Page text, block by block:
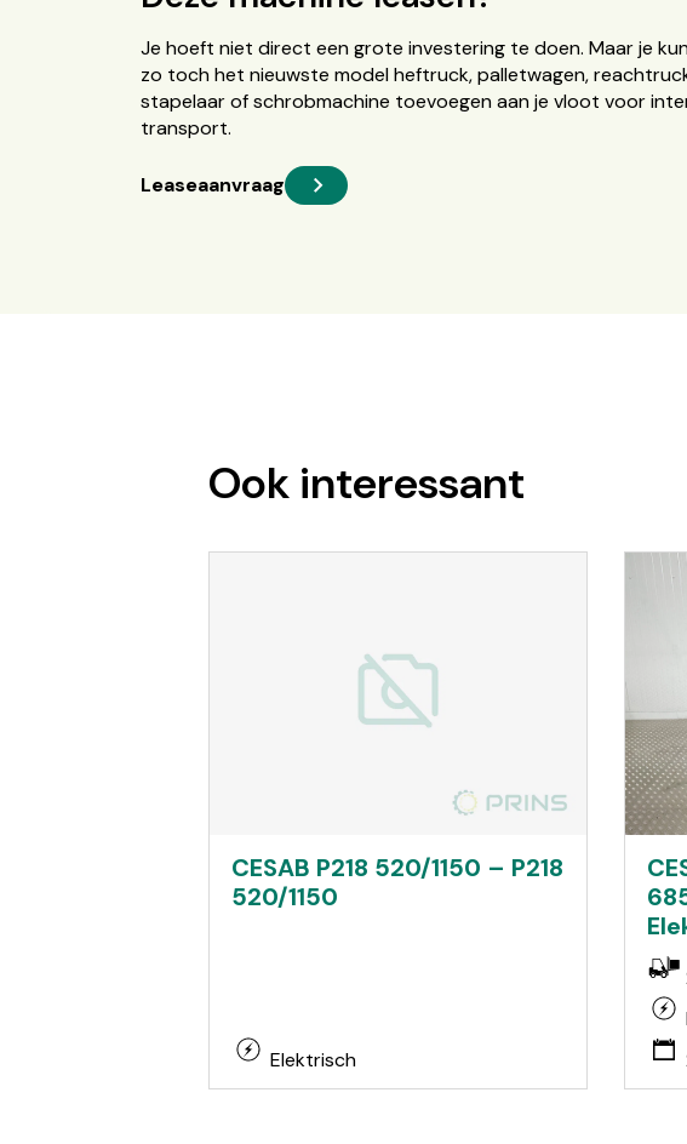
Je hoeft niet direct een grote investering te doen. Maar je
zo toch het nieuwste model heftruck, palletwagen,
stapelaar of schrobmachine toevoegen aan je vloot voor
transport.
Leaseaanvraag
Ook interessant
CESAB P218 520/1150 – P218
520/1150
Elektrisch